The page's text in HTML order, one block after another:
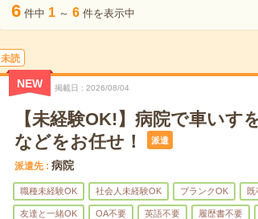
6 件中 1 ～ 6 件を表示中
未読
NEW 掲載日 2026/08/04
【未経験OK!】病院で車いす
などをお任せ！
派遣
派遣先 病院
職種未経験OK 社会人未経験OK ブランクOK 既
友達と一緒OK OA不要 英語不要 履歴書不要